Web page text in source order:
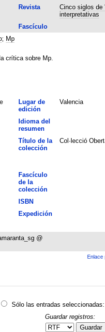
Revista
Cinco siglos de
interpretativas
Fascículo
; Mp
crítica sobre Mp.
Lugar de
edición
Valencia
Idioma del
resumen
Título de la
colección
Col·lecció
Fascículo
de la
colección
ISBN
Expedición
@
Enlace
Sólo las entradas seleccionadas:
Guardar registros:
Guardar